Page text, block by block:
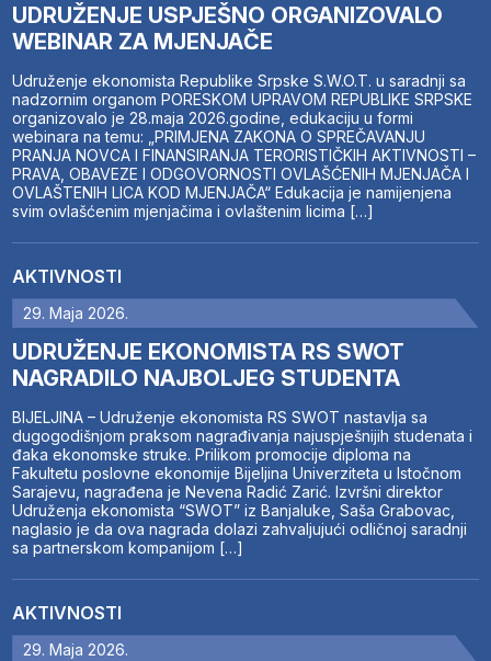
UDRUŽENJE USPJEŠNO ORGANIZOVALO
WEBINAR ZA MJENJAČE
Udruženje ekonomista Republike Srpske S.W.O.T. u saradnji sa
nadzornim organom PORESKOM UPRAVOM REPUBLIKE SRPSKE
organizovalo je 28.maja 2026.godine, edukaciju u formi
webinara na temu: „PRIMJENA ZAKONA O SPREČAVANJU
PRANJA NOVCA I FINANSIRANJA TERORISTIČKIH AKTIVNOSTI –
PRAVA, OBAVEZE I ODGOVORNOSTI OVLAŠĆENIH MJENJAČA I
OVLAŠTENIH LICA KOD MJENJAČA“ Edukacija je namijenjena
svim ovlašćenim mjenjačima i ovlaštenim licima […]
AKTIVNOSTI
29. Maja 2026.
UDRUŽENJE EKONOMISTA RS SWOT
NAGRADILO NAJBOLJEG STUDENTA
BIJELJINA – Udruženje ekonomista RS SWOT nastavlja sa
dugogodišnjom praksom nagrađivanja najuspješnijih studenata i
đaka ekonomske struke. Prilikom promocije diploma na
Fakultetu poslovne ekonomije Bijeljina Univerziteta u Istočnom
Sarajevu, nagrađena je Nevena Radić Zarić. Izvršni direktor
Udruženja ekonomista “SWOT” iz Banjaluke, Saša Grabovac,
naglasio je da ova nagrada dolazi zahvaljujući odličnoj saradnji
sa partnerskom kompanijom […]
AKTIVNOSTI
29. Maja 2026.